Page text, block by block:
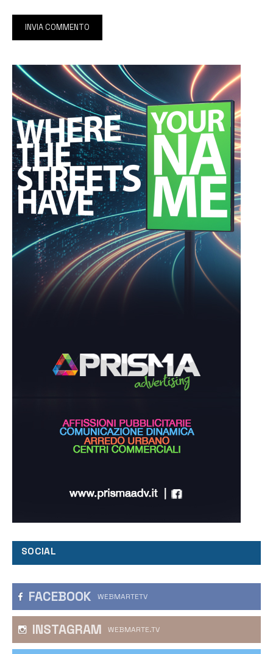
SOCIAL
FACEBOOK WEBMARTETV
INSTAGRAM WEBMARTE.TV